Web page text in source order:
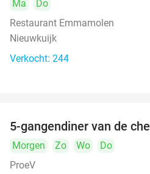
Ma
Do
Restaurant Emmamolen
Nieuwkuijk
Verkocht: 244
5-gangendiner van de
Morgen Zo Wo
Do
ProeV